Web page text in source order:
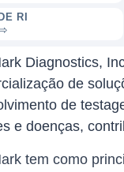
RI
Diagnostics,
de
de
e doenças,
tem como